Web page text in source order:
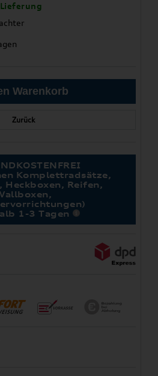
Zurück
Komplettradsätze,
Heckboxen, Reifen,
1-3 Tagen